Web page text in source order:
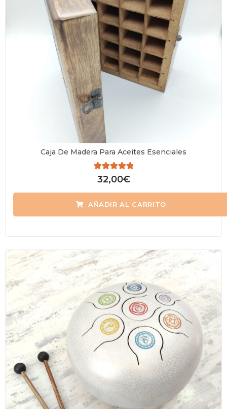
Caja De Madera Para Aceites Esenciales
Valorado
con
5
32,00€
AÑADIR AL CARRITO